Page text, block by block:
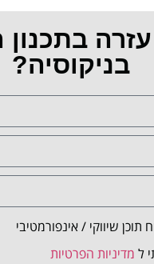
עזרה
בניקוסיה?
שיווקי / אינפורמטיבי
ל מדיניות הפרטיות